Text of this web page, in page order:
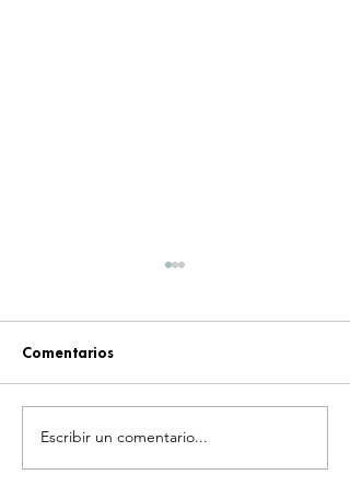
KOHEI HORIKOSHI
REGRESA A LA ESCENA
Comentarios
Escribir un comentario...